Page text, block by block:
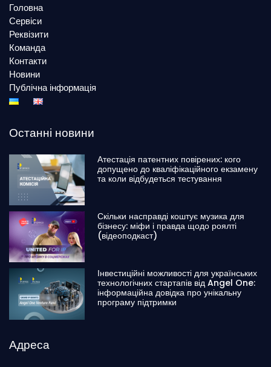
Головна
Сервіси
Реквізити
Команда
Контакти
Новини
Публічна інформація
Останні новини
Атестація патентних повірених: кого
допущено до кваліфікаційного екзамену
та коли відбудеться тестування
Скільки насправді коштує музика для
бізнесу: міфи і правда щодо роялті
(відеоподкаст)
Інвестиційні можливості для українських
технологічних стартапів від Angel One:
інформаційна довідка про унікальну
програму підтримки
Адреса